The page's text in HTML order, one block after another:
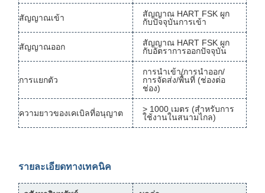
สัญญาณเข้า
สัญญาณ HART FSK ผูก
กับปัจจุบันการเข้า
สัญญาณออก
สัญญาณ HART FSK ผูก
กับอัตราการออกปัจจุบัน
การแยกตัว
การนําเข้า/การนําออก/
การจัดส่ง/พื้นที่ (ช่องต่อ
ช่อง)
ความยาวของเคเบิลที่อนุญาต
> 1000 เมตร (สําหรับการ
ใช้งานในสนามไกล)
รายละเอียดทางเทคนิค